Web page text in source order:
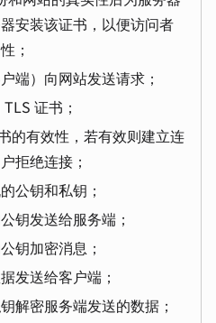
安装该证书，以便访问者
；
端）向网站发送请求；
证书；
的有效性，若有效则建立连
拒绝连接；
公钥和私钥；
钥发送给服务端；
钥加密消息；
发送给客户端；
解密服务端发送的数据；